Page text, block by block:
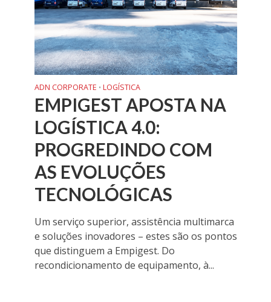
ADN CORPORATE • LOGÍSTICA
EMPIGEST APOSTA NA
LOGÍSTICA 4.0:
PROGREDINDO COM
AS EVOLUÇÕES
TECNOLÓGICAS
Um serviço superior, assistência multimarca
e soluções inovadores – estes são os pontos
que distinguem a Empigest. Do
recondicionamento de equipamento, à...